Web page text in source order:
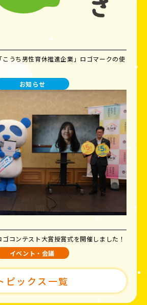
こうち男性育休推進企業」ロゴマークの使
お知らせ
ゴコンテスト大賞授賞式を開催しました！
イベント・会議
ピックス一覧